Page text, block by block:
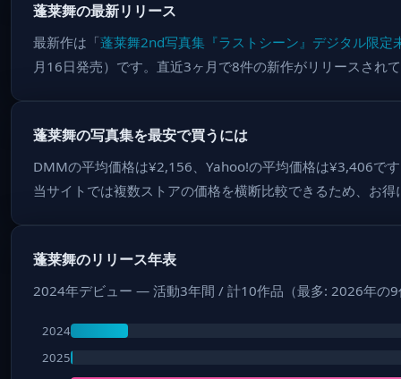
蓬莱舞の最新リリース
最新作は「蓬莱舞2nd写真集『ラストシーン』デジタル限定
月16日発売）です。直近3ヶ月で8件の新作がリリースされ
蓬莱舞の写真集を最安で買うには
DMMの平均価格は¥2,156、Yahoo!の平均価格は¥3,406で
当サイトでは複数ストアの価格を横断比較できるため、お
蓬莱舞のリリース年表
2024年デビュー — 活動3年間 / 計10作品（最多: 2026年の9
2024
2025